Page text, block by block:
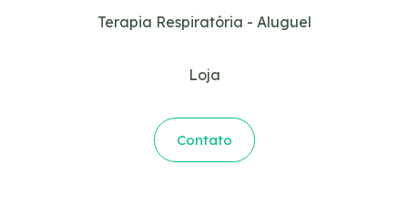
Terapia Respiratória - Aluguel
Loja
Contato